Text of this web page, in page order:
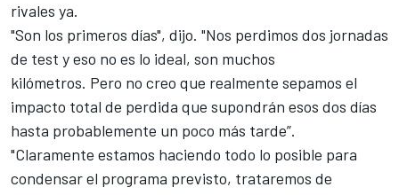
rivales ya.
"Son los primeros días", dijo. "Nos perdimos dos jornadas
de test y eso no es lo ideal, son muchos
kilómetros. Pero no creo que realmente sepamos el
impacto total de perdida que supondrán esos dos días
hasta probablemente un poco más tarde”.
"Claramente estamos haciendo todo lo posible para
condensar el programa previsto, trataremos de